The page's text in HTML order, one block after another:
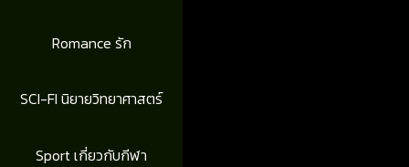
Romance รัก
SCI-FI นิยายวิทยาศาสตร์
Sport เกี่ยวกับกีฬา